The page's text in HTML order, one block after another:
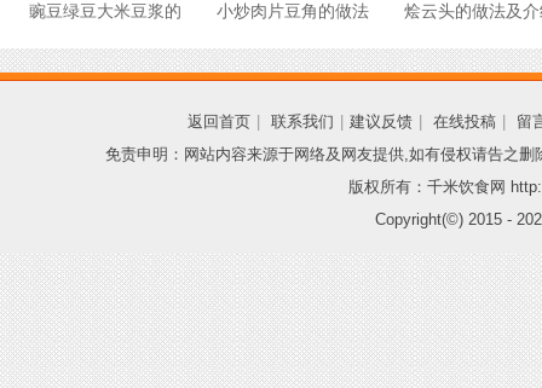
豌豆绿豆大米豆浆的 小炒肉片豆角的做法 烩云头的做法及
返回首页 联系我们 建议反馈 在线投稿
留
免责申明：网站内容来源于网络及网友提供,如有侵权请告之
版权所有：千米饮食网
Copyright(©) 2015 -